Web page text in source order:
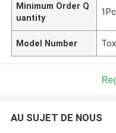
Minimum Order Q
uantity
Model Number
AU SUJET DE NOUS